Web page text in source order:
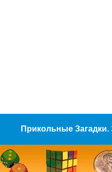
Прикольные